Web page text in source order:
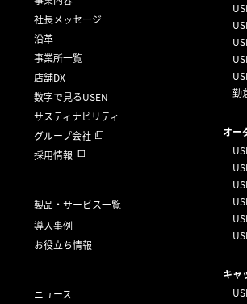
社長メッセージ
沿革
事業所一覧
店舗DX
数字で見るUSEN
サスティナビリティ
グループ会社
採用情報
製品・サービス一覧
導入事例
お役立ち情報
ニュース
勤
オー
キャ